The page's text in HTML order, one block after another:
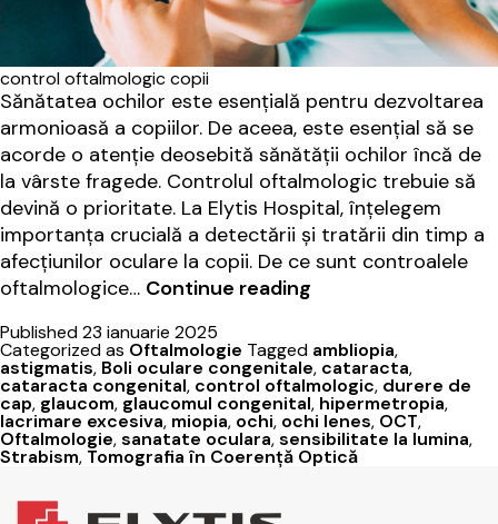
control oftalmologic copii
Sănătatea ochilor este esențială pentru dezvoltarea
armonioasă a copiilor. De aceea, este esențial să se
acorde o atenție deosebită sănătății ochilor încă de
la vârste fragede. Controlul oftalmologic trebuie să
devină o prioritate. La Elytis Hospital, înțelegem
importanța crucială a detectării și tratării din timp a
afecțiunilor oculare la copii. De ce sunt controalele
oftalmologice… Continue reading
la
copii:
importanța
controalelor
periodice
Published23 ianuarie 2025
Categorized as Oftalmologie Tagged ambliopia,
astigmatis, Boli oculare congenitale, cataracta,
cataracta congenital, control oftalmologic, durere de
cap, glaucom, glaucomul congenital, hipermetropia,
lacrimare excesiva, miopia, ochi, ochi lenes, OCT,
Oftalmologie,sanatate oculara,sensibilitate la lumina,
Strabism, Tomografia în Coerență Optică